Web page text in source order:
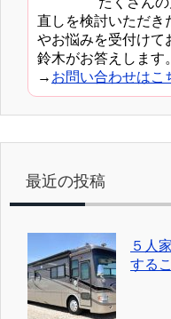
直しを検討いただき
やお悩みを受付けて
鈴木がお答えします
→ お問い合わせはこ
最近の投稿
５人
する